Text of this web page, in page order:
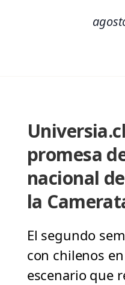
promesa
nacional
la
El segundo
con chilenos
escenario que